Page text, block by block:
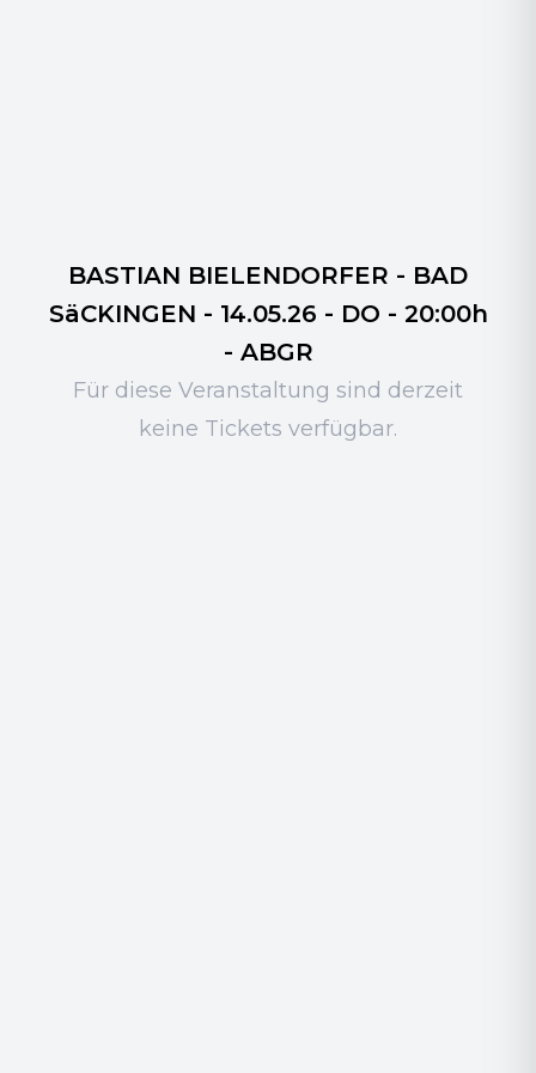
BASTIAN BIELENDORFER - BAD
SäCKINGEN - 14.05.26 - DO - 20:00h
- ABGR
Für diese Veranstaltung sind derzeit
keine Tickets verfügbar.